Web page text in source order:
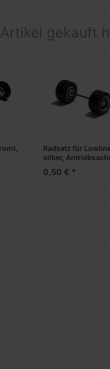
gekauft
Radsatz für
silber,
0,50 € *